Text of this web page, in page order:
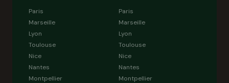
Paris
Marseille
Lyon
Toulouse
Nice
Nantes
Montpellier
Paris
Marseille
Lyon
Toulouse
Nice
Nantes
Montpellier